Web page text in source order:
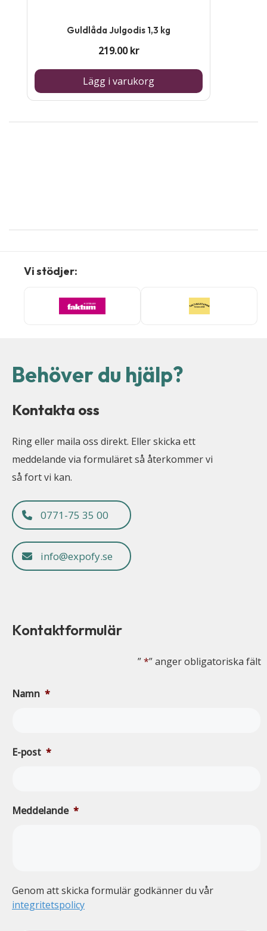
Guldlåda Julgodis 1,3 kg
219.00kr
Lägg i varukorg
Vi stödjer:
Behöver du hjälp?
Kontakta oss
Ring eller maila oss direkt. Eller skicka ett
meddelande via formuläret så återkommer vi
så fort vi kan.
0771-75 35 00
info@expofy.se
Kontaktformulär
”*” anger obligatoriska fält
Namn *
E-post *
Meddelande *
Genom att skicka formulär godkänner du vår
integritetspolicy